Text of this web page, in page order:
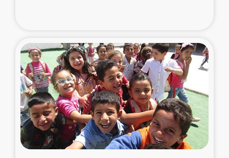
スリランカ南部洪水被災者支援
スリランカの南北女性をつなぐサリー・リサイクル・プロ
ジェクト
復興支援事業
民際教育事業